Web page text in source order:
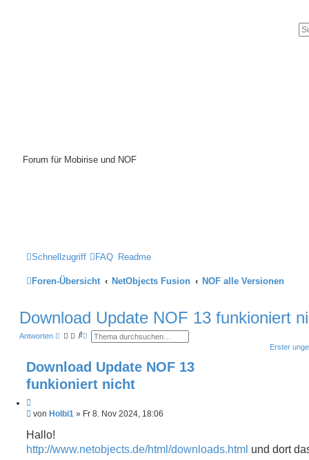
Forum für Mobirise und NOF
Schnellzugriff FAQ Readme
Foren-Übersicht NetObjects Fusion NOF alle Versionen
Download Update NOF 13 funkioniert
Antworten
S
ei
e
S
e
Erster
Download Update NOF 13
funkioniert nicht
i
e
U
g
l
von Holbi1 » Fr 8. Nov 2024, 18:06
Hallo!
http://www.netobjects.de/html/downloads.html und dort